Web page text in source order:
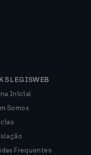
LEGISWEB
Inicial
Somos
Frequentes